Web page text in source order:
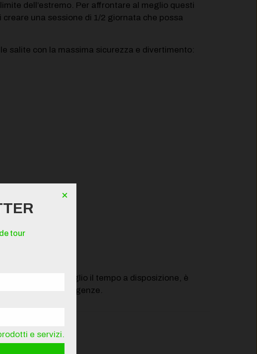
dell’estremo. Per affrontare al meglio questi
una sessione di 1/2 giornata che possa
salite con la massima sicurezza e divertimento:
ottimizzare al meglio il tempo a disposizione, è
alle tue esigenze.
tour
e servizi.
×